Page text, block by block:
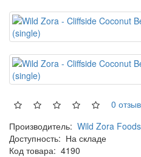
0
Производитель: Wild Zora
Доступность: На складе
Код товара: 4190